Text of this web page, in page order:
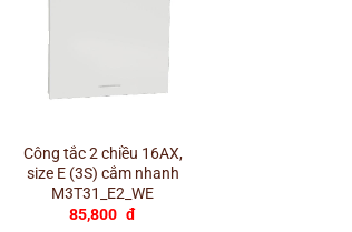
Công tắc 2 chiều 16AX,
size E (3S) cắm nhanh
M3T31_E2_WE
85,800 đ